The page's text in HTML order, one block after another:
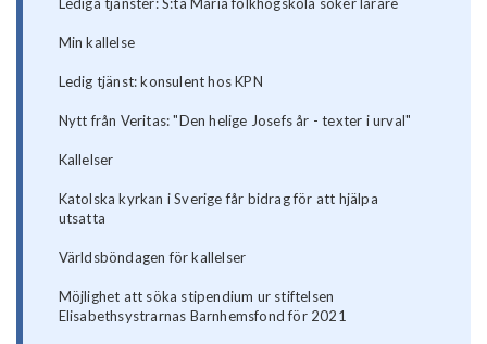
Lediga tjänster: S:ta Maria folkhögskola söker lärare
Min kallelse
Ledig tjänst: konsulent hos KPN
Nytt från Veritas: "Den helige Josefs år - texter i urval"
Kallelser
Katolska kyrkan i Sverige får bidrag för att hjälpa
utsatta
Världsböndagen för kallelser
Möjlighet att söka stipendium ur stiftelsen
Elisabethsystrarnas Barnhemsfond för 2021